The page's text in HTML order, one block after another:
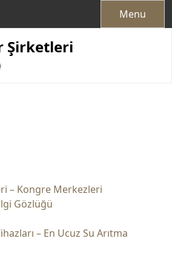
Menu
Şirketleri
– Kongre Merkezleri
Gözlüğü
– En Ucuz Su Arıtma